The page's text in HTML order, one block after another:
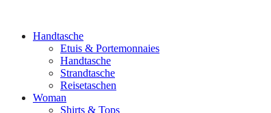
Handtasche
Etuis & Portemonnaies
Handtasche
Strandtasche
Reisetaschen
Woman
Shirts & Tops